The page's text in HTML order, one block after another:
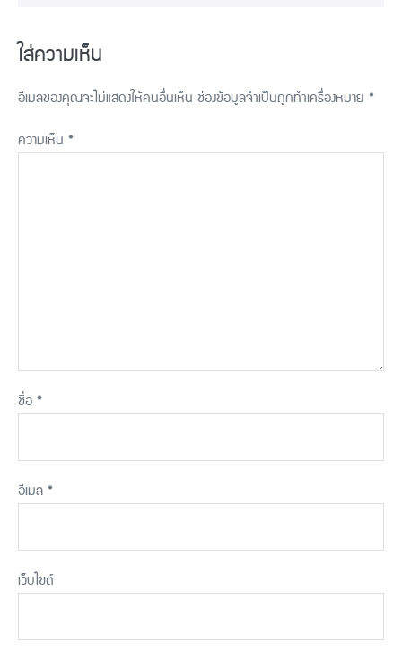
ใส่ความเห็น
อีเมลของคุณจะไม่แสดงให้คนอื่นเห็น ช่องข้อมูลจำเป็นถูกทำเครื่องหมาย *
ความเห็น *
ชื่อ *
อีเมล *
เว็บไซต์